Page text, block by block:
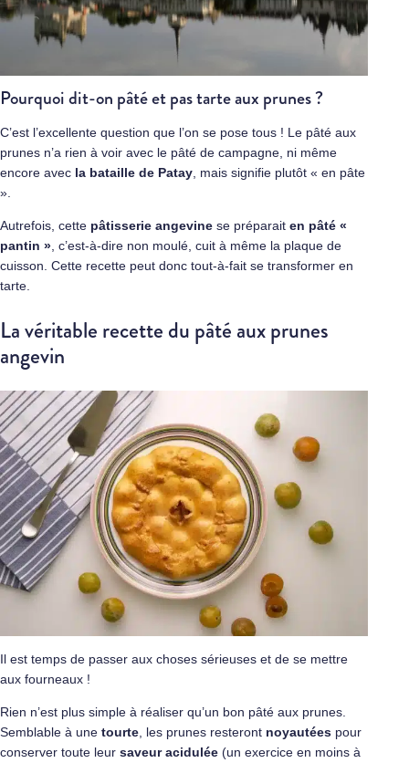
Pourquoi dit-on pâté et pas tarte aux prunes ?
C’est l’excellente question que l’on se pose tous ! Le pâté aux
prunes n’a rien à voir avec le pâté de campagne, ni même
encore avec la bataille de Patay , mais signifie plutôt « en pâte
».
Autrefois, cette pâtisserie angevine se préparait en pâté «
pantin » , c’est-à-dire non moulé, cuit à même la plaque de
cuisson. Cette recette peut donc tout-à-fait se transformer en
tarte.
La véritable recette du pâté aux prunes
angevin
Il est temps de passer aux choses sérieuses et de se mettre
aux fourneaux !
Rien n’est plus simple à réaliser qu’un bon pâté aux prunes.
Semblable à une tourte , les prunes resteront noyautées pour
conserver toute leur saveur acidulée (un exercice en moins à